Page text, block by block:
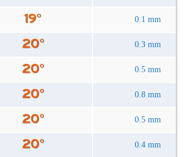
0.1 mm
0.3 mm
0.5 mm
0.8 mm
0.5 mm
0.4 mm